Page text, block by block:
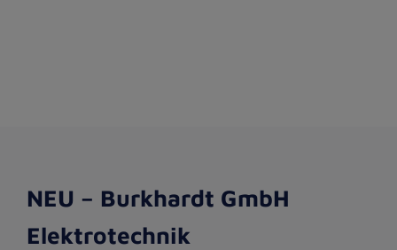
NEU – Burkhardt GmbH
Elektrotechnik